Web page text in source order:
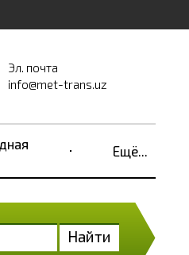
Эл. почта
info@met-trans.uz
Ещё...
Найти